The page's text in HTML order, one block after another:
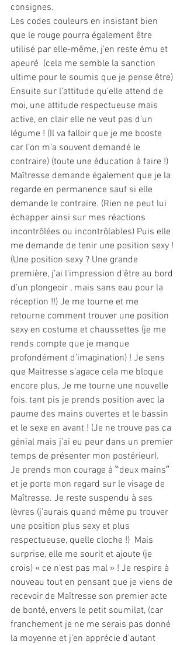
consignes.
Les codes couleurs en insistant bien
que le rouge pourra également être
utilisé par elle-même, j’en reste ému et
apeuré  (cela me semble la sanction
ultime pour le soumis que je pense être)
Ensuite sur l’attitude qu’elle attend de
moi, une attitude respectueuse mais
active, en clair elle ne veut pas d’un
légume ! (Il va falloir que je me booste
car l’on m’a souvent demandé le
contraire) (toute une éducation à faire !)
Maîtresse demande également que je la
regarde en permanence sauf si elle
demande le contraire. (Rien ne peut lui
échapper ainsi sur mes réactions
incontrôlées ou incontrôlables) Puis elle
me demande de tenir une position sexy !
(Une position sexy ? Une grande
première, j’ai l’impression d’être au bord
d’un plongeoir , mais sans eau pour la
réception !!) Je me tourne et me
retourne comment trouver une position
sexy en costume et chaussettes (je me
rends compte que je manque
profondément d’imagination) ! Je sens
que Maitresse s’agace cela me bloque
encore plus, Je me tourne une nouvelle
fois, tant pis je prends position avec la
paume des mains ouvertes et le bassin
et le sexe en avant ! (Je ne trouve pas ça
génial mais j’ai eu peur dans un premier
temps de présenter mon postérieur).
Je prends mon courage à ‶deux mains″
et je porte mon regard sur le visage de
Maîtresse. Je reste suspendu à ses
lèvres (j’aurais quand même pu trouver
une position plus sexy et plus
respectueuse, quelle cloche !)  Mais
surprise, elle me sourit et ajoute (je
crois) « ce n’est pas mal » ! Je respire à
nouveau tout en pensant que je viens de
recevoir de Maîtresse son premier acte
de bonté, envers le petit soumilat, (car
franchement je ne me serais pas donné
la moyenne et j’en apprécie d’autant